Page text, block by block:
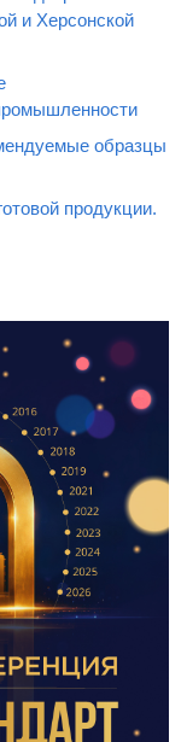
и Херсонской
образцы
продукции.